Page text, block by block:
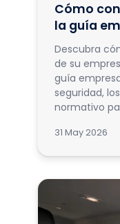
Cómo
la guía
Descubra
de su
guía
seguridad,
normativo
31 May 2026